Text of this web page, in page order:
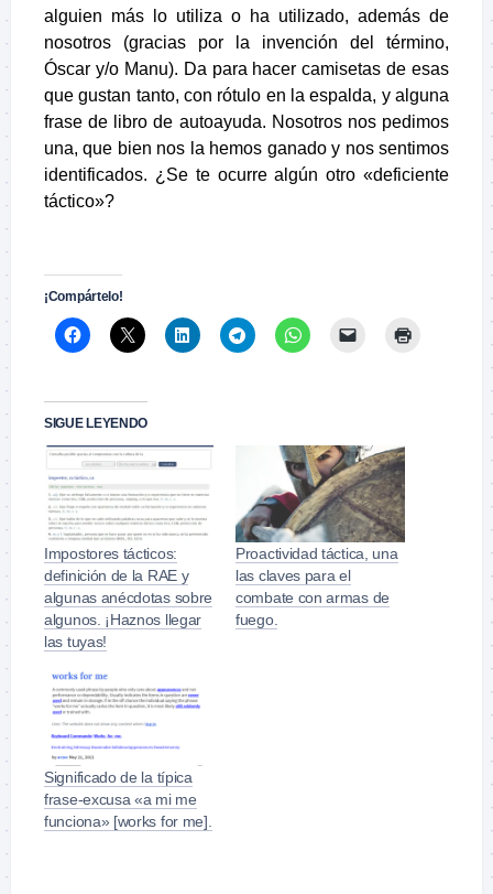
alguien más lo utiliza o ha utilizado, además de
nosotros (gracias por la invención del término,
Óscar y/o Manu). Da para hacer camisetas de esas
que gustan tanto, con rótulo en la espalda, y alguna
frase de libro de autoayuda. Nosotros nos pedimos
una, que bien nos la hemos ganado y nos sentimos
identificados. ¿Se te ocurre algún otro «deficiente
táctico»?
¡Compártelo!
SIGUE LEYENDO
Impostores tácticos:
definición de la RAE y
algunas anécdotas sobre
algunos. ¡Haznos llegar
las tuyas!
Proactividad táctica, una
las claves para el
combate con armas de
fuego.
Significado de la típica
frase-excusa «a mi me
funciona» [works for me].